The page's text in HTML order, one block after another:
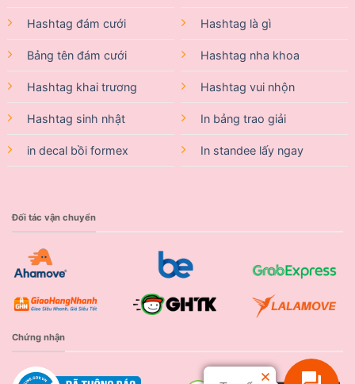
Hashtag đám cưới
Bảng tên đám cưới
Hashtag khai trương
Hashtag sinh nhật
in decal bồi formex
Hashtag là gì
Hashtag nha khoa
Hashtag vui nhộn
In bảng trao giải
In standee lấy ngay
Đối tác vận chuyển
Chứng nhận